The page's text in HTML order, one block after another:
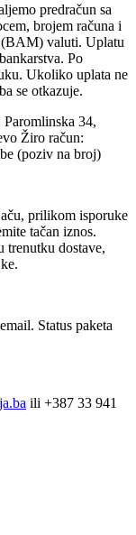
predračun sa
brojem računa i
valuti. Uplatu
Po
Ukoliko uplata ne
se otkazuje.
34,
Žiro račun:
(poziv na broj)
prilikom isporuke
tačan iznos.
trenutku dostave,
Status paketa
ili +387 33 941